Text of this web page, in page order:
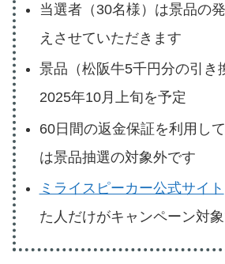
当選者（30名様）は景品の
えさせていただきます
景品（松阪牛5千円分の引き
2025年10月上旬を予定
60日間の返金保証を利用し
は景品抽選の対象外です
ミライスピーカー公式サイト
た人だけがキャンペーン対